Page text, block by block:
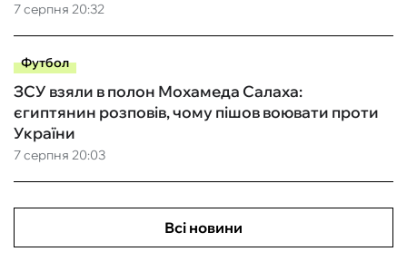
7 серпня 20:32
Футбол
7 серпня 20:03
ЗСУ взяли в полон Мохамеда Салаха:
єгиптянин розповів, чому пішов воювати проти
України
Всі новини